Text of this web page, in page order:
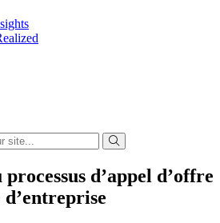
d’appel d’offre